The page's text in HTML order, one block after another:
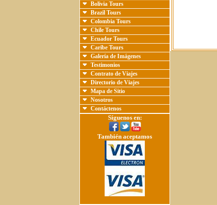
Bolivia Tours
Brazil Tours
Colombia Tours
Chile Tours
Ecuador Tours
Caribe Tours
Galería de Imágenes
Testimonios
Contrato de Viajes
Directorio de Viajes
Mapa de Sitio
Nosotros
Contáctenos
Síguenos en:
También aceptamos